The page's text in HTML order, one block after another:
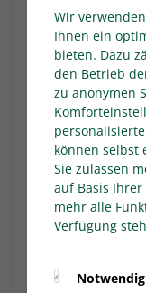
Ismael
die Gelb-Rote
des ersten
Stublla
Gäste. Nach
Sportfreunde
Treffern durch
Owusu Addai
Text:WDFV/
ALLES ZUR
Wir
Ihnen ein
bieten. Dazu
den Betrieb
zu anonymen
können selbst
Sie zulassen
auf Basis
mehr alle
Verfügung
Notwendig